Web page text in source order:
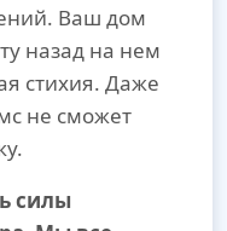
Ваш дом
назад на нем
стихия. Даже
не сможет
силы